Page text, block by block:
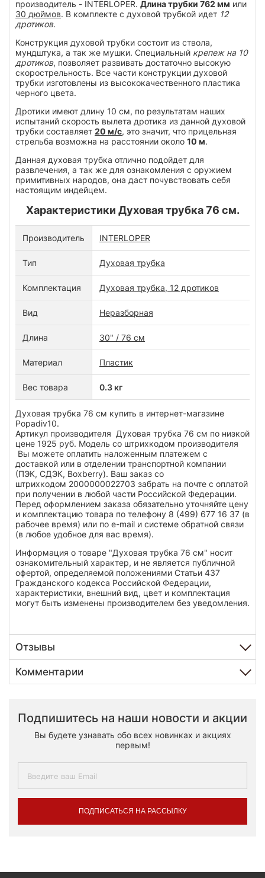
производитель - INTERLOPER. Длина трубки 762 мм или
30 дюймов. В комплекте с духовой трубкой идет 12
дротиков.
Конструкция духовой трубки состоит из ствола,
мундштука, а так же мушки. Специальный крепеж на 10
дротиков, позволяет развивать достаточно высокую
скорострельность. Все части конструкции духовой
трубки изготовлены из высококачественного пластика
черного цвета.
Дротики имеют длину 10 см, по результатам наших
испытаний скорость вылета дротика из данной духовой
трубки составляет 20 м/с, это значит, что прицельная
стрельба возможна на расстоянии около 10 м.
Данная духовая трубка отлично подойдет для
развлечения, а так же для ознакомления с оружием
примитивных народов, она даст почувствовать себя
настоящим индейцем.
Характеристики Духовая трубка 76 см.
Производитель INTERLOPER
Тип Духовая трубка
Комплектация Духовая трубка, 12 дротиков
Вид Неразборная
Длина 30" / 76 см
Материал Пластик
Вес товара 0.3 кг
Духовая трубка 76 см купить в интернет-магазине
Popadiv10.
Артикул производителя Духовая трубка 76 см по низкой
цене 1925 руб. Модель со штрихкодом производителя
Вы можете оплатить наложенным платежем с
доставкой или в отделении транспортной компании
(ПЭК, СДЭК, Boxberry). Ваш заказ со
штрихкодом 2000000022703 забрать на почте с оплатой
при получении в любой части Российской Федерации.
Перед оформлением заказа обязательно уточняйте цену
и комплектацию товара по телефону 8 (499) 677 16 37 (в
рабочее время) или по e-mail и системе обратной связи
(в любое удобное для вас время).
Информация о товаре "Духовая трубка 76 см" носит
ознакомительный характер, и не является публичной
офертой, определяемой положениями Статьи 437
Гражданского кодекса Российской Федерации,
характеристики, внешний вид, цвет и комплектация
могут быть изменены производителем без уведомления.
Отзывы
Комментарии
Подпишитесь на наши новости и акции
Вы будете узнавать обо всех новинках и акциях
первым!
ПОДПИСАТЬСЯ НА РАССЫЛКУ